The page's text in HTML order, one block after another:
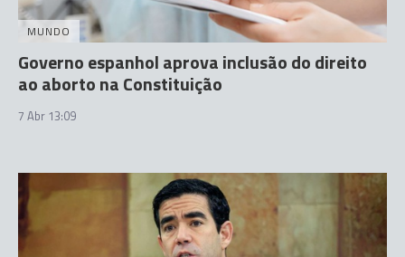
MUNDO
Governo espanhol aprova inclusão do direito
ao aborto na Constituição
7 Abr 13:09